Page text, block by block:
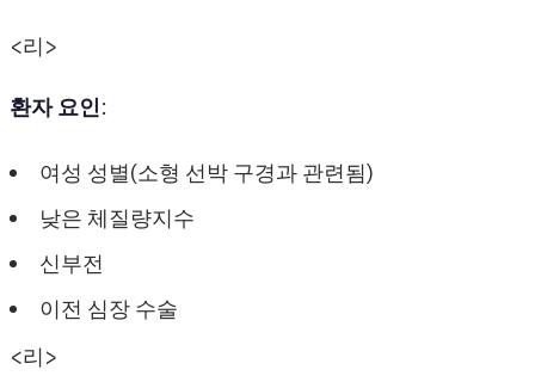
<리>
환자 요인:
여성 성별(소형 선박 구경과 관련됨)
낮은 체질량지수
신부전
이전 심장 수술
<리>